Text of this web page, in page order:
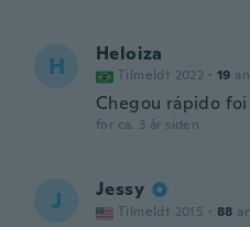
H Heloiza
Tilmeldt 2022 · 19
Chegou rápido
for ca. 3 år siden
J Jessy
Tilmeldt 2015 · 88